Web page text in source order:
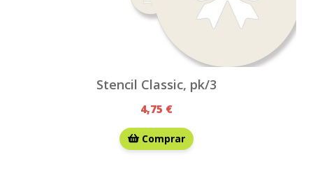
Stencil Classic, pk/3
4,75 €
Comprar